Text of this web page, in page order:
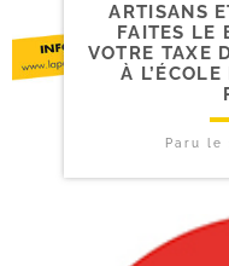
ARTISANS
FAITES LE
VOTRE TAXE
À
Paru le